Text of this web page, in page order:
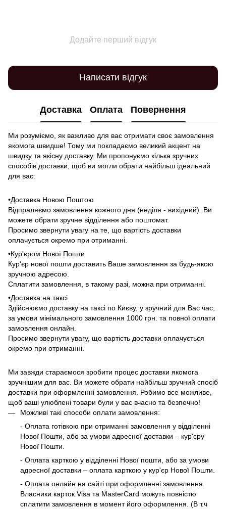
Додайте перший відгук
Написати відгук
Доставка Оплата Повернення
Ми розуміємо, як важливо для вас отримати своє замовлення
якомога швидше! Тому ми покладаємо великий акцент на
швидку та якісну доставку. Ми пропонуємо кілька зручних
способів доставки, щоб ви могли обрати найбільш ідеальний
для вас:
•Доставка Новою Поштою
Відпраляємо замовлення кожного дня (неділя - вихідний). Ви
можете обрати зручне відділення або поштомат.
Просимо звернути увагу на те, що вартість доставки
оплачується окремо при отриманні.
•Кур'єром Нової Пошти
Кур'єр нової пошти доставить Ваше замовлення за будь-якою
зручною адресою.
Сплатити замовлення, в такому разі, можна при отриманні.
•Доставка на таксі
Здійснюємо доставку на таксі по Києву, у зручний для Вас час,
за умови мінімального замовлення 1000 грн. та повної оплати
замовлення онлайн.
Просимо звернути увагу, що вартість доставки оплачується
окремо при отриманні.
Ми завжди стараємося зробити процес доставки якомога
зручнішим для вас. Ви можете обрати найбільш зручний спосіб
доставки при оформленні замовлення. Робимо все можливе,
щоб ваші улюблені товари були у вас вчасно та безпечно!
Можливі такі способи оплати замовлення:
- Оплата готівкою при отриманні замовлення у відділенні
Нової Пошти, або за умови адресної доставки – кур'єру
Нової Пошти.
- Оплата карткою у відділенні Нової пошти, або за умови
адресної доставки – оплата карткою у кур'єр Нової Пошти.
- Оплата онлайн на сайті при оформленні замовлення.
Власники карток Visa та MasterCard можуть повністю
сплатити замовлення в момент його оформлення. (В т.ч